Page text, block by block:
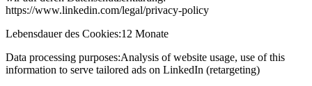
https://www.linkedin.com/legal/privacy-policy
Lebensdauer des Cookies:12 Monate
Data processing purposes:Analysis of website usage, use of this
information to serve tailored ads on LinkedIn (retargeting)